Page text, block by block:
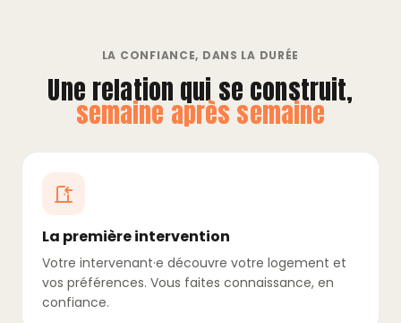
LA CONFIANCE, DANS LA DURÉE
Une relation qui se construit,
semaine après semaine
La première intervention
Votre intervenant·e découvre votre logement et
vos préférences. Vous faites connaissance, en
confiance.